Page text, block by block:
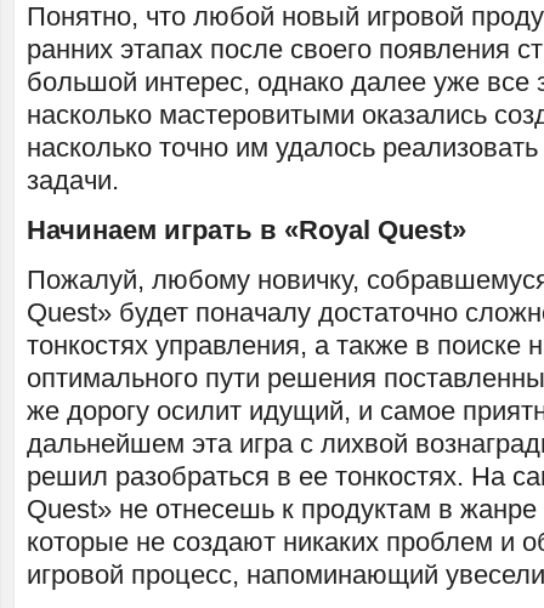
Понятно, что любой новый игровой
ранних этапах после своего появления
большой интерес, однако далее уже все
насколько мастеровитыми оказались
насколько точно им удалось
задачи.
Начинаем играть в «Royal Quest»
Пожалуй, любому новичку,
Quest» будет поначалу достаточно
тонкостях управления, а также в поиске
оптимального пути решения
же дорогу осилит идущий, и самое
дальнейшем эта игра с лихвой
решил разобраться в ее тонкостях. На
Quest» не отнесешь к продуктам в
которые не создают никаких проблем и
игровой процесс, напоминающий